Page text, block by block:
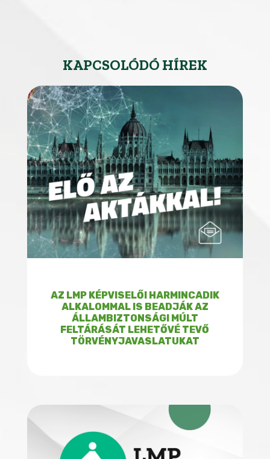
KAPCSOLÓDÓ HÍREK
AZ LMP KÉPVISELŐI HARMINCADIK
ALKALOMMAL IS BEADJÁK AZ
ÁLLAMBIZTONSÁGI MÚLT
FELTÁRÁSÁT LEHETŐVÉ TEVŐ
TÖRVÉNYJAVASLATUKAT